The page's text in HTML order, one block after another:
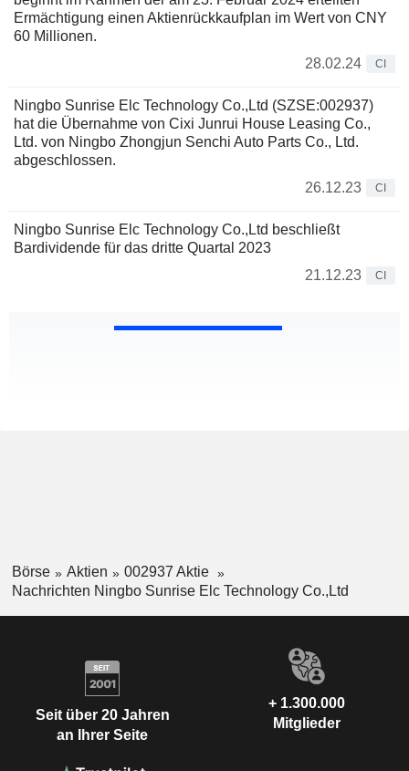
Ermächtigung einen Aktienrückkaufplan im Wert von CNY
60 Millionen.
28.02.24
CI
Ningbo Sunrise Elc Technology Co.,Ltd (SZSE:002937)
hat die Übernahme von Cixi Junrui House Leasing Co.,
Ltd. von Ningbo Zhongjun Senchi Auto Parts Co., Ltd.
abgeschlossen.
26.12.23
CI
Ningbo Sunrise Elc Technology Co.,Ltd beschließt
Bardividende für das dritte Quartal 2023
21.12.23
CI
Börse Aktien
002937 Aktie
Nachrichten Ningbo Sunrise Elc Technology Co.,Ltd
Seit über 20 Jahren
an Ihrer Seite
+ 1.300.000
Mitglieder